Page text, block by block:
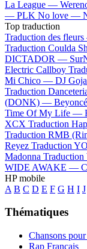
La League —
— PLK No love —
Top traduction
Traduction des
Traduction Coulda
DICTADOR —
Electric Callboy
Mi Chico — DJ Goja
Traduction
(DONK) — Beyoncé
Time Of My Life —
XCX Traduction
Traduction RMB
Reyez Traduction
Madonna
WIDE AWAKE —
HP mobile
A B C D E F G H I J
Thématiques
Chansons
Rap Français